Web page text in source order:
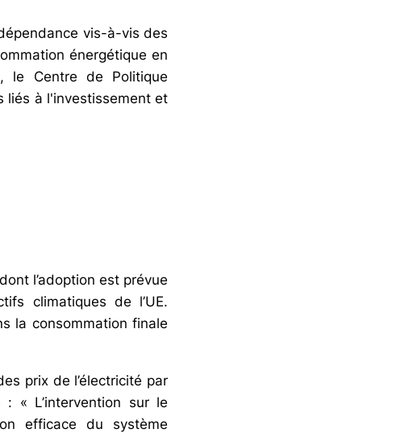
vis-à-vis des
énergétique en
le Centre de Politique
liés à l'investissement et
l’adoption est prévue
climatiques de l’UE.
la consommation finale
prix de l’électricité par
: « L’intervention sur le
efficace du système